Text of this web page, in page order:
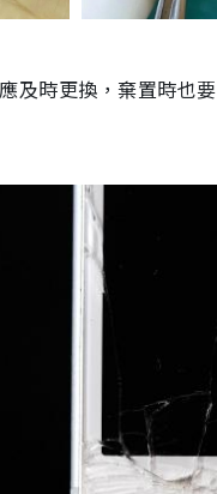
及時更換，棄置時也要